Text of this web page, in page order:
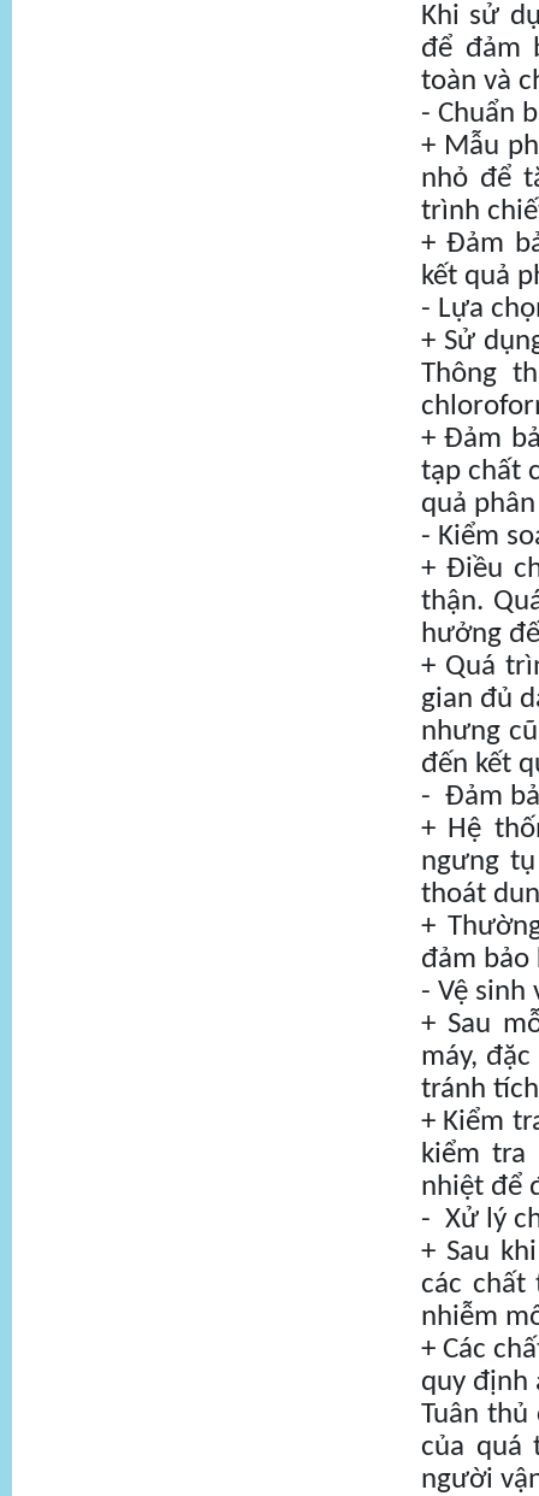
Khi sử
để đảm
toàn và
- Chuẩn
+ Mẫu
nhỏ để
trình
+ Đảm
kết quả
- Lựa
+ Sử
Thông
+ Đảm
tạp chất
quả
- Kiểm
+ Điều
thận.
hưởng
+ Quá
gian đủ
nhưng
đến kết
- Đảm
+ Hệ
ngưng
thoát
+
đảm bảo
- Vệ sinh
+ Sau
máy,
tránh
+ Kiểm
kiểm tra
nhiệt để
- Xử lý
+ Sau
các
nhiễm
+ Các
quy định
Tuân thủ
của quá
người